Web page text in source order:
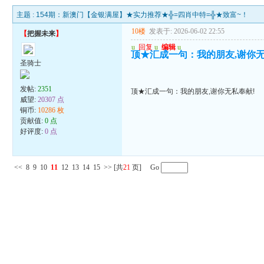
主题 : 154期：新澳门【金银满屋】★实力推荐★╬=四肖中特=╬★致富~！
【把握未来】
圣骑士
发帖:2351
威望:20307 点
铜币: 10286 枚
贡献值:0 点
好评度:0 点
10楼 发表于: 2026-06-02 22:55
u 回复 u 编辑 u
顶★汇成一句：我的朋友,谢你
顶★汇成一句：我的朋友,谢你无私奉献!
<< 8 9 10 11 12 13 14 15 >> [共21 页] Go